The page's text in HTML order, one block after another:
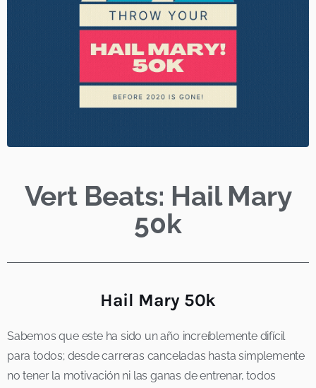
Vert Beats: Hail Mary
50k
Hail Mary 50k
Sabemos que este ha sido un año increíblemente difícil
para todos; desde carreras canceladas hasta simplemente
no tener la motivación ni las ganas de entrenar, todos